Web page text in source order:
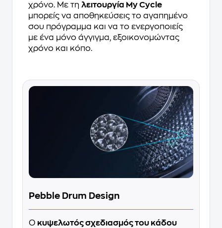
χρόνο. Με τη λειτουργία My Cycle
μπορείς να αποθηκεύσεις το αγαπημένο
σου πρόγραμμα και να το ενεργοποιείς
με ένα μόνο άγγιγμα, εξοικονομώντας
χρόνο και κόπο.
Pebble Drum Design
Ο κυψελωτός σχεδιασμός του κάδου